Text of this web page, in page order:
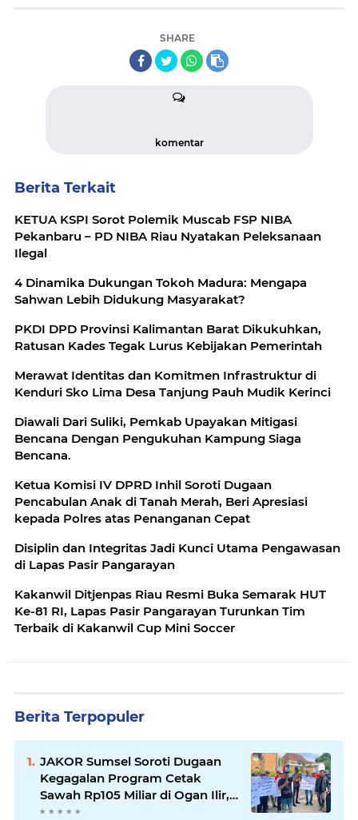
SHARE
komentar
Berita Terkait
KETUA KSPI Sorot Polemik Muscab FSP NIBA
Pekanbaru – PD NIBA Riau Nyatakan Peleksanaan
Ilegal
4 Dinamika Dukungan Tokoh Madura: Mengapa
Sahwan Lebih Didukung Masyarakat?
PKDI DPD Provinsi Kalimantan Barat Dikukuhkan,
Ratusan Kades Tegak Lurus Kebijakan Pemerintah
Merawat Identitas dan Komitmen Infrastruktur di
Kenduri Sko Lima Desa Tanjung Pauh Mudik Kerinci
Diawali Dari Suliki, Pemkab Upayakan Mitigasi
Bencana Dengan Pengukuhan Kampung Siaga
Bencana.
Ketua Komisi IV DPRD Inhil Soroti Dugaan
Pencabulan Anak di Tanah Merah, Beri Apresiasi
kepada Polres atas Penanganan Cepat
Disiplin dan Integritas Jadi Kunci Utama Pengawasan
di Lapas Pasir Pangarayan
Kakanwil Ditjenpas Riau Resmi Buka Semarak HUT
Ke-81 RI, Lapas Pasir Pangarayan Turunkan Tim
Terbaik di Kakanwil Cup Mini Soccer
Berita Terpopuler
JAKOR Sumsel Soroti Dugaan
Kegagalan Program Cetak
Sawah Rp105 Miliar di Ogan Ilir,
Desak Kadis Pertanian Mundur